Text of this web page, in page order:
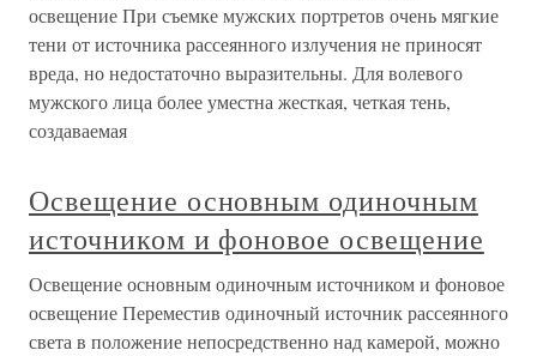
освещение При съемке мужских портретов очень мягкие
тени от источника рассеянного излучения не приносят
вреда, но недостаточно выразительны. Для волевого
мужского лица более уместна жесткая, четкая тень,
создаваемая
Освещение основным одиночным
источником и фоновое освещение
Освещение основным одиночным источником и фоновое
освещение Переместив одиночный источник рассеянного
света в положение непосредственно над камерой, можно